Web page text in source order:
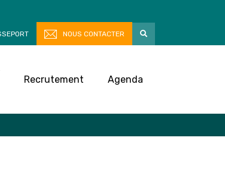
NOUS CONTACTER
Recrutement Agenda